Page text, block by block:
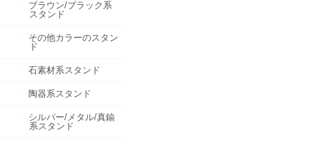
ブラウン/ブラック系
スタンド
その他カラーのスタン
ド
石素材系スタンド
陶器系スタンド
シルバー/メタル/真鍮
系スタンド